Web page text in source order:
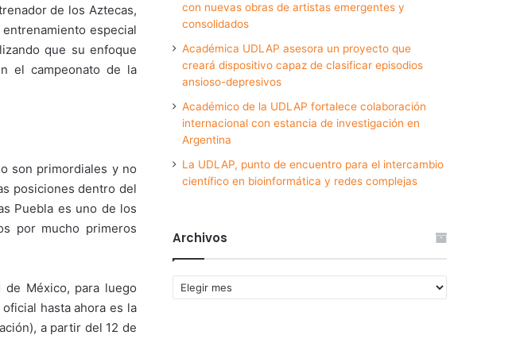
de los Aztecas,
especial
que su enfoque
el campeonato de la
son primordiales y no
posiciones dentro del
Puebla es uno de los
por mucho primeros
México, para luego
hasta ahora es la
a partir del 12 de
con nuevas obras de artistas emergentes y
consolidados
Académica UDLAP asesora un proyecto que
creará dispositivo capaz de clasificar episodios
ansioso-depresivos
Académico de la UDLAP fortalece colaboración
internacional con estancia de investigación en
Argentina
La UDLAP, punto de encuentro para el intercambio
científico en bioinformática y redes complejas
Archivos
Archivos